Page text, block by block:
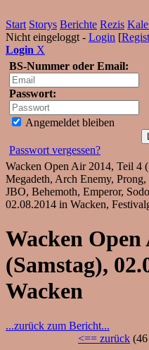
Start Storys Berichte Rezis
Nicht eingeloggt - Login [
Login X
BS-Nummer oder Email:
Passwort:
Angemeldet bleiben
Passwort vergessen?
Wacken Open Air 2014, Teil 4
Megadeth, Arch Enemy,
JBO, Behemoth, Emperor,
02.08.2014 in Wacken,
Wacken Open
(Samstag),
Wacken
...zurück zum Bericht...
<== zurück